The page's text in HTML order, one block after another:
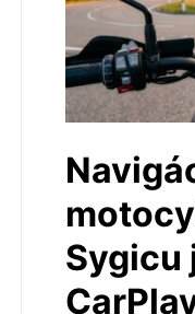
Sygicu